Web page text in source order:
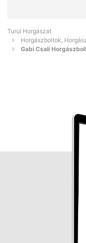
Turul Horgászat
Horgászboltok,
Gabi Csali